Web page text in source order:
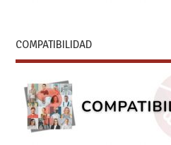
COMPATIBILIDAD